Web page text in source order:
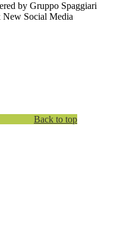
by Gruppo Spaggiari
Social Media
Back to top